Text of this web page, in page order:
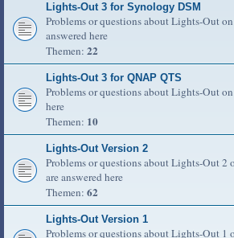
Lights-Out 3 for Synology DSM
Problems or questions about Lights-Out
answered here
Themen: 22
Lights-Out 3 for QNAP QTS
Problems or questions about Lights-Out
here
Themen: 10
Lights-Out Version 2
Problems or questions about Lights-Out 2
are answered here
Themen: 62
Lights-Out Version 1
Problems or questions about Lights-Out 1